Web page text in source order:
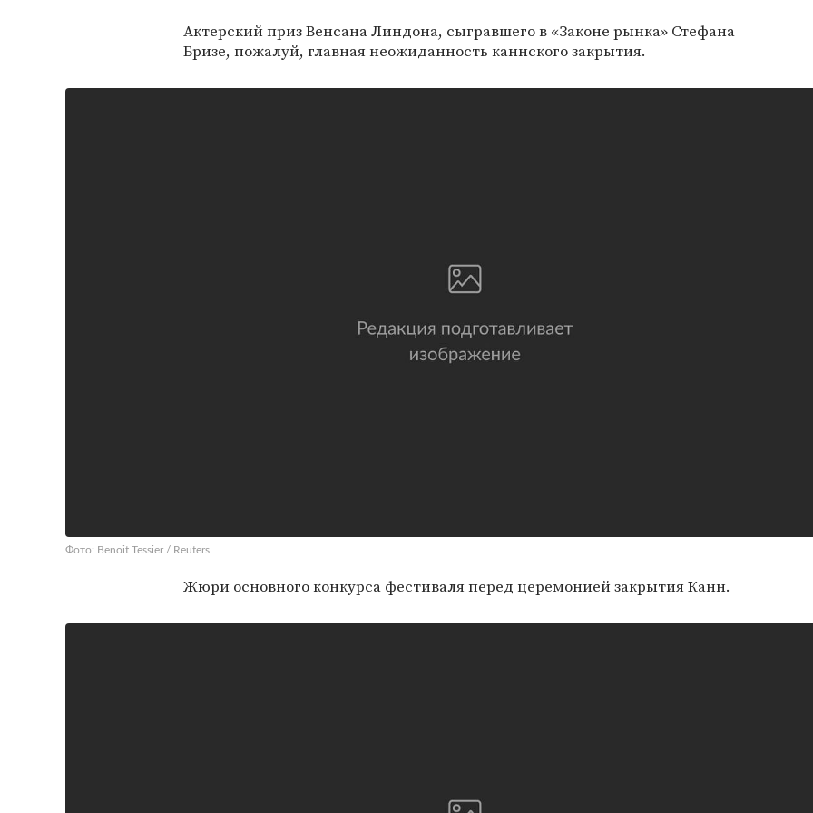
Актерский приз Венсана Линдона, сыгравшего в «Законе рынка» Стефана
Бризе, пожалуй, главная неожиданность каннского закрытия.
Фото: Benoit Tessier / Reuters
Жюри основного конкурса фестиваля перед церемонией закрытия Канн.